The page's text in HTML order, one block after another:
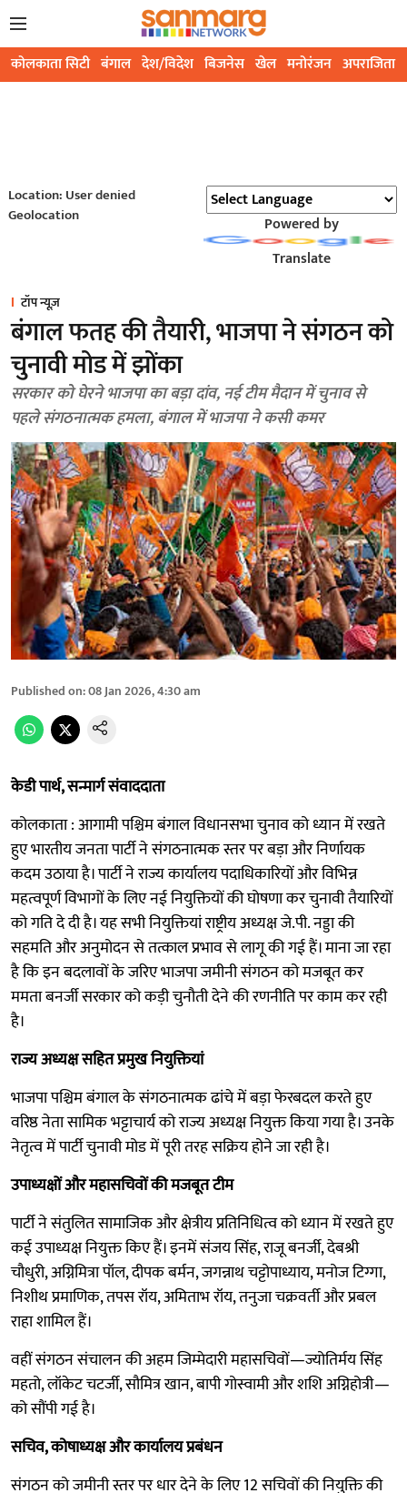
कोलकाता सिटी बंगाल देश/विदेश बिजनेस खेल मनोरंजन अपराजिता
Location: User denied
Geolocation
Powered by
Translate
टॉप न्यूज़
बंगाल फतह की तैयारी, भाजपा ने संगठन को
चुनावी मोड में झोंका
सरकार को घेरने भाजपा का बड़ा दांव, नई टीम मैदान में चुनाव से
पहले संगठनात्मक हमला, बंगाल में भाजपा ने कसी कमर
Published on:08 Jan 2026, 4:30 am
केडी पार्थ, सन्मार्ग संवाददाता
कोलकाता : आगामी पश्चिम बंगाल विधानसभा चुनाव को ध्यान में रखते
हुए भारतीय जनता पार्टी ने संगठनात्मक स्तर पर बड़ा और निर्णायक
कदम उठाया है। पार्टी ने राज्य कार्यालय पदाधिकारियों और विभिन्न
महत्वपूर्ण विभागों के लिए नई नियुक्तियों की घोषणा कर चुनावी तैयारियों
को गति दे दी है। यह सभी नियुक्तियां राष्ट्रीय अध्यक्ष जे.पी. नड्डा की
सहमति और अनुमोदन से तत्काल प्रभाव से लागू की गई हैं। माना जा रहा
है कि इन बदलावों के जरिए भाजपा जमीनी संगठन को मजबूत कर
ममता बनर्जी सरकार को कड़ी चुनौती देने की रणनीति पर काम कर रही
है।
राज्य अध्यक्ष सहित प्रमुख नियुक्तियां
भाजपा पश्चिम बंगाल के संगठनात्मक ढांचे में बड़ा फेरबदल करते हुए
वरिष्ठ नेता सामिक भट्टाचार्य को राज्य अध्यक्ष नियुक्त किया गया है। उनके
नेतृत्व में पार्टी चुनावी मोड में पूरी तरह सक्रिय होने जा रही है।
उपाध्यक्षों और महासचिवों की मजबूत टीम
पार्टी ने संतुलित सामाजिक और क्षेत्रीय प्रतिनिधित्व को ध्यान में रखते हुए
कई उपाध्यक्ष नियुक्त किए हैं। इनमें संजय सिंह, राजू बनर्जी, देबश्री
चौधुरी, अग्निमित्रा पॉल, दीपक बर्मन, जगन्नाथ चट्टोपाध्याय, मनोज टिग्गा,
निशीथ प्रमाणिक, तपस रॉय, अमिताभ रॉय, तनुजा चक्रवर्ती और प्रबल
राहा शामिल हैं।
वहीं संगठन संचालन की अहम जिम्मेदारी महासचिवों—ज्योतिर्मय सिंह
महतो, लॉकेट चटर्जी, सौमित्र खान, बापी गोस्वामी और शशि अग्निहोत्री—
को सौंपी गई है।
सचिव, कोषाध्यक्ष और कार्यालय प्रबंधन
संगठन को जमीनी स्तर पर धार देने के लिए 12 सचिवों की नियुक्ति की